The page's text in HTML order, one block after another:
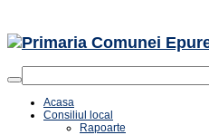
Acasa
Consiliul local
Rapoarte